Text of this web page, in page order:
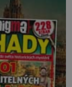
chvíli mrtvá celé
v
má s upíry